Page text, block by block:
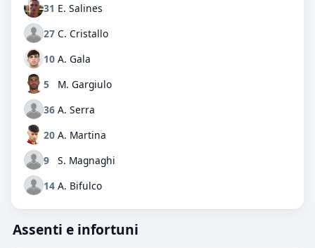
31 E. Salines
27 C. Cristallo
10 A. Gala
5
M. Gargiulo
36 A. Serra
20 A. Martina
9
S. Magnaghi
14 A. Bifulco
Assenti e infortuni